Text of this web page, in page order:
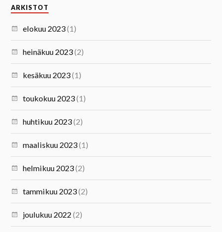
ARKISTOT
elokuu 2023(1)
heinäkuu 2023(2)
kesäkuu 2023(1)
toukokuu 2023(1)
huhtikuu 2023(2)
maaliskuu 2023(1)
helmikuu 2023(2)
tammikuu 2023(2)
joulukuu 2022 (2)